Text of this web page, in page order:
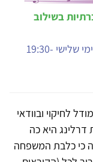
בשילוב
פתיחה 3.11.26. הקורס מועבר בזום. בימי שלישי 19:30-
לחיקוי ובוודאי
היא כה
כי כלבת המשפחה